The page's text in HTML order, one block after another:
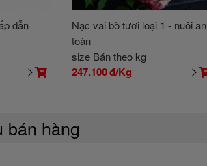
dẫn
Nạc vai bò tươi loại 1 - nuôi an
toàn
size Bán theo kg
247.100đ/Kg
bán hàng